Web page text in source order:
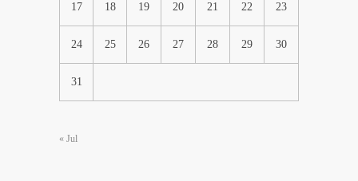
17 18 19 20 21 22 23
24 25 26 27 28 29 30
31
« Jul